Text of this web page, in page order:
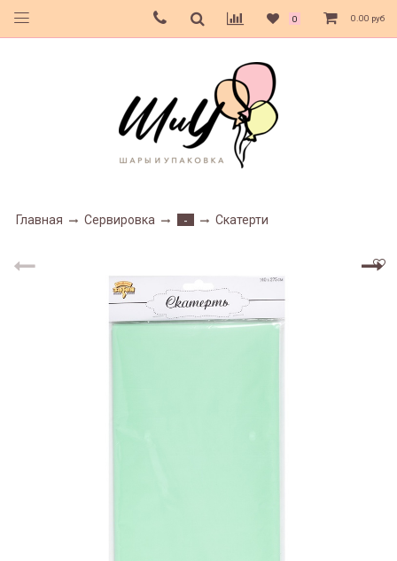
0 0.00 руб
Главная Сервировка - Скатерти